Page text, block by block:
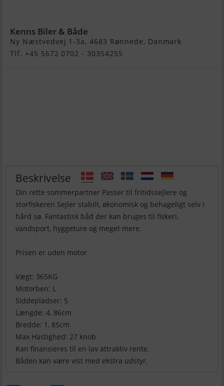
Kenns Biler & Både
Ny Næstvedvej 1-3a, 4683 Rønnede, Danmark
Tlf. +45 5672 0702 - 30354255
Beskrivelse
Din rette sommerpartner Passer til fritidssejlere og
storfiskeren Sejler stabilt, økonomisk og behageligt selv i
hård sø. Fantastisk båd der kan bruges til fiskeri,
vandsport, hyggeture og meget mere.
Prisen er uden motor
Vægt: 365KG
Motorben: L
Siddepladser: 5
Længde: 4, 86cm
Bredde: 1, 85cm
Max Hastighed: 27 knob
Kan finansieres til en lav attraktiv rente.
Båden kan være vist med ekstra udstyr.